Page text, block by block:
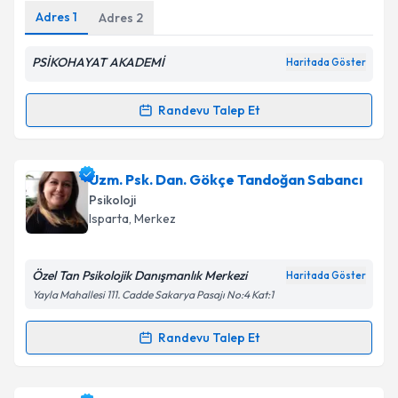
Metni'ni okudum ve kişisel verilerimin belirtilen
kapsamda işlenmesini kabul ediyorum.
Adres 1 Adres 2
PSİKOHAYAT AKADEMİ Haritada Göster
Randevu Talep Et
Randevu Takvimi Talebi
Psk. Dan. İbrahim Yıldırımiçin randevu takvimi
talebi oluşturun. Size bu uzmandan randevu almanız
için bir takvim hazırlandığında e-posta ile
bilgilendireceğiz.
Kişisel verilerimin işlenmesine ilişkinAydınlatma
kapsamda işlenmesini kabul ediyorum.
Uzm. Psk. Dan. Gökçe Tandoğan Sabancı
Psikoloji
Isparta, Merkez
Özel Tan Psikolojik Danışmanlık Merkezi Haritada Göster
Yayla Mahallesi 111. Cadde Sakarya Pasajı No:4 Kat:1
Randevu Talep Et
Randevu Takvimi Talebi